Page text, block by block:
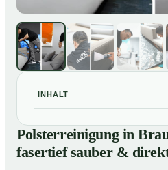
INHALT
Polsterreinigung in
direkt vor Ort
Polsterreinigung in
fasertief sauber &